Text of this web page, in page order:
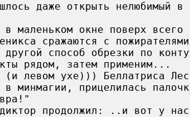
даже открыть нелюбимый в
маленьком окне поверх всего
сражаются с пожирателями
способ обрезки по
рядом, затем применим...
левом ухе))) Беллатриса
в минмагии, прицелилась
продолжил: ..и вот у нас